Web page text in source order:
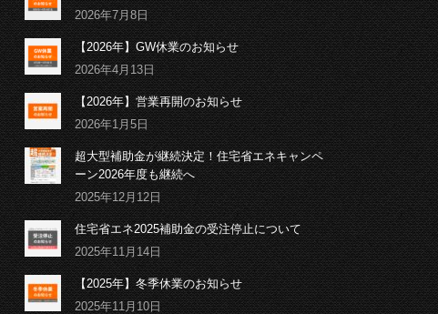
2026年7月8日
【2026年】GW休業のお知らせ
2026年4月13日
【2026年】営業再開のお知らせ
2026年1月5日
超大型補助金が継続決定！住宅省エネキャンペ
ーン2026年度も継続へ
2025年12月12日
住宅省エネ2025補助金の受注停止について
2025年11月14日
【2025年】冬季休業のお知らせ
2025年11月10日